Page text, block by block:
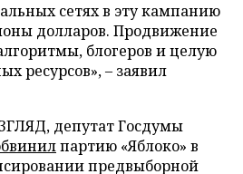
сетях в эту кампанию
долларов. Продвижение
блогеров и целую
ресурсов», – заявил
депутат Госдумы
партию «Яблоко» в
предвыборной